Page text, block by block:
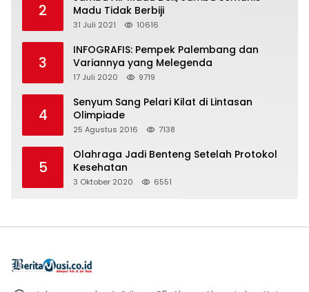
2
Madu Tidak Berbiji
31 Juli 2021 10616
3
INFOGRAFIS: Pempek Palembang dan
Variannya yang Melegenda
17 Juli 2020 9719
4
Senyum Sang Pelari Kilat di Lintasan
Olimpiade
25 Agustus 2016 7138
5
Olahraga Jadi Benteng Setelah Protokol
Kesehatan
3 Oktober 2020 6551